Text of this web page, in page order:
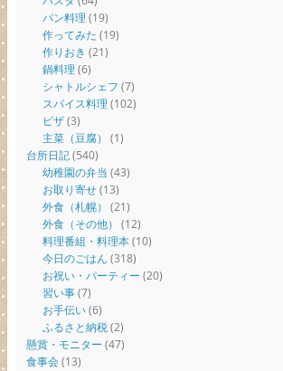
パン料理 (19)
作ってみた (19)
作りおき (21)
鍋料理 (6)
シャトルシェフ (7)
スパイス料理 (102)
ピザ(3)
主菜（豆腐） (1)
台所日記(540)
幼稚園の弁当 (43)
お取り寄せ(13)
外食（札幌） (21)
外食（その他） (12)
料理番組・料理本(10)
今日のごはん (318)
お祝い・パーティー (20)
習い事(7)
お手伝い(6)
ふるさと納税(2)
懸賞・モニター (47)
食事会(13)